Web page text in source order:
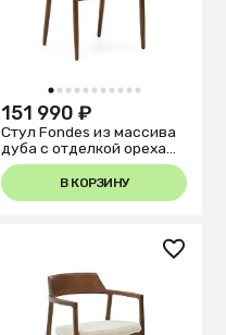
1 2 3 4 5 6 7 8 9 1011
151 990 ₽
Стул Fondes из массива
дуба с отделкой ореха
FSC Mix Credit
В КОРЗИНУ